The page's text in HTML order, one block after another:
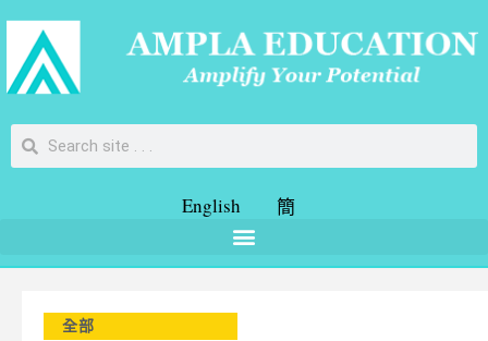
English 簡
全部